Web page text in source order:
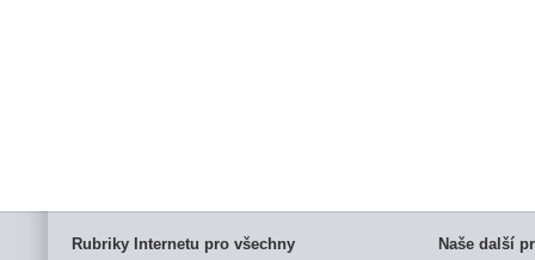
Rubriky Internetu pro všechny Naše další